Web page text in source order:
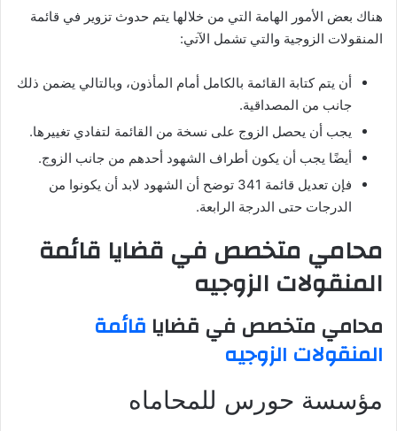
هناك بعض الأمور الهامة التي من خلالها يتم حدوث تزوير في قائمة
المنقولات الزوجية والتي تشمل الآتي:
أن يتم كتابة القائمة بالكامل أمام المأذون، وبالتالي يضمن ذلك
جانب من المصداقية.
يجب أن يحصل الزوج على نسخة من القائمة لتفادي تغييرها.
أيضًا يجب أن يكون أطراف الشهود أحدهم من جانب الزوج.
فإن تعديل قائمة 341 توضح أن الشهود لابد أن يكونوا من
الدرجات حتى الدرجة الرابعة.
محامي متخصص في قضايا قائمة
المنقولات الزوجيه
محامي متخصص في قضايا قائمة
المنقولات الزوجيه
مؤسسة حورس للمحاماه